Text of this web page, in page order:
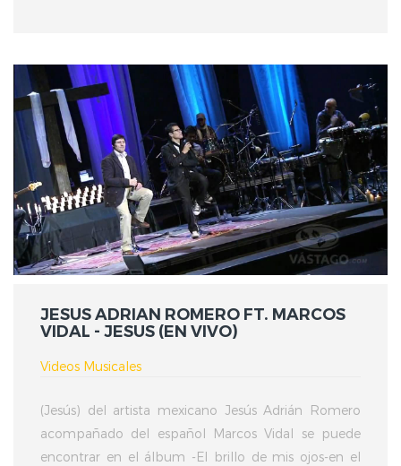
JESUS ADRIAN ROMERO FT. MARCOS
VIDAL - JESUS (EN VIVO)
Videos Musicales
(Jesús) del artista mexicano Jesús Adrián Romero
acompañado del español Marcos Vidal se puede
encontrar en el álbum -El brillo de mis ojos-en el